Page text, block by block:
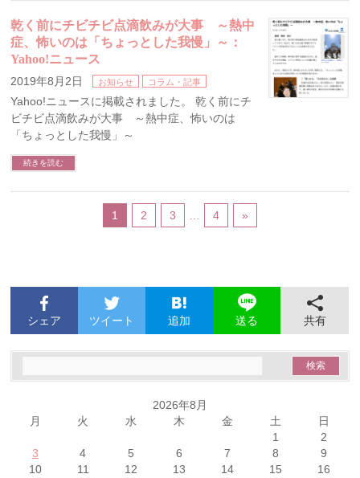
乾く前にチビチビ点滴飲みが大事 ～熱中
症、怖いのは「ちょっとした我慢」～：
Yahoo!ニュース
2019年8月2日 お知らせ コラム・記事
Yahoo!ニュースに掲載されました。 乾く前にチ
ビチビ点滴飲みが大事 ～熱中症、怖いのは
「ちょっとした我慢」～
続きを読む
1 2 3 4 »
シェア ツイート 追加 送る 共有
2026年8月
月
火 水 木 金 土 日
1
2
3
4 5 6 7 8
9
10
11 12 13 14 15
16